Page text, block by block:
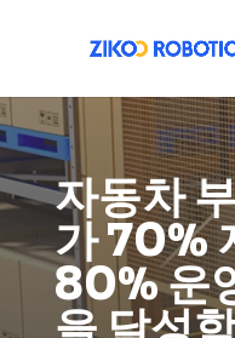
자동차
가 70%
80% 운